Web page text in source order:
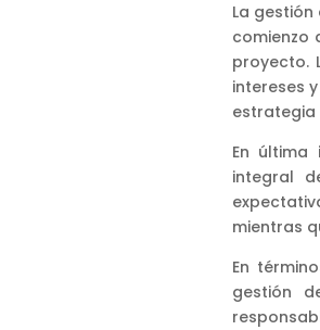
La
comienzo
proyecto.
intereses
estrategia
En
integral
mientras
En
gestión